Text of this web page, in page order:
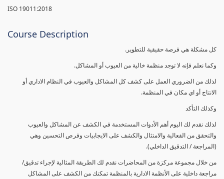
ISO 19011:2018
Course Description
كل مشكلة هي فرصة حقيقية للتطوير.
وكما نعلم فإنه لا توجد منظمة خالية من العيوب أو المشاكل.
لذلك من الضروري العمل على كشف كل المشاكل والعيوب في النظام الاداري أو
الانتاج أو اي مكان في المنظمة.
وكذلك التأكد
لذلك نقدم لك اليوم أهم الأدوات المستخدمة في الكشف عن المشاكل والعيوب
والتحقق من الفعالية والامتثال والكشف على الايجابيات وفرص التحسين وهي
(المراجعة / التدقيق الداخلي).
من خلال مجموعة مركزة من المحاضرات نقدم لك الطريقة المثالية لإجراء تدقيق/
مراجعة داخلية على الأنظمة الادارية بالمنظمة تمكنك من الكشف على المشاكل